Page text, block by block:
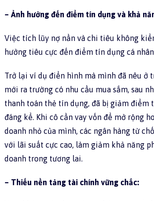
– Ảnh hưởng đến điểm tín dụng và khả
Việc tích lũy nợ nần và chi tiêu không
hưởng tiêu cực đến điểm tín dụng cá
Trở lại ví dụ điển hình mà mình đã nêu ở
mới ra trường có nhu cầu mua sắm, sau
thanh toán thẻ tín dụng, đã bị giảm điểm
đáng kể. Khi cô cần vay vốn để mở rộng
doanh nhỏ của mình, các ngân hàng từ
với lãi suất cực cao, làm giảm khả năng
doanh trong tương lai.
– Thiếu nền tảng tài chính vững chắc: